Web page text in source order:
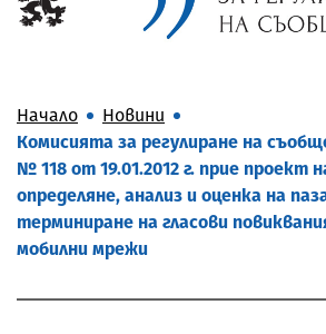
Начало
Новини
Комисията за регулиране на
№ 118 от 19.01.2012 г. прие проект
определяне, анализ и оценка на
терминиране на гласови
мобилни мрежи